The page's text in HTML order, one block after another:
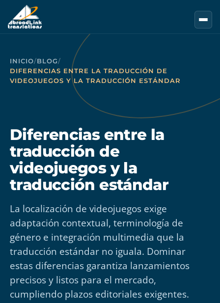
Saltar al contenido principal
INICIO/BLOG/
DIFERENCIAS ENTRE LA TRADUCCIÓN DE
VIDEOJUEGOS Y LA TRADUCCIÓN ESTÁNDAR
Diferencias entre la
traducción de
videojuegos y la
traducción estándar
La localización de videojuegos exige
adaptación contextual, terminología de
género e integración multimedia que la
traducción estándar no iguala. Dominar
estas diferencias garantiza lanzamientos
precisos y listos para el mercado,
cumpliendo plazos editoriales exigentes.